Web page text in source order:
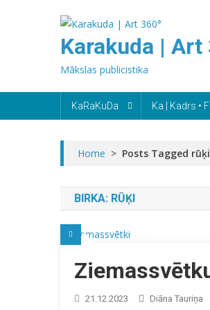
Karakuda | Art
Mākslas publicistika
KaRaKuDa Ka | Kadrs •
Home > Posts Tagged rūķi
BIRKA: RŪĶI
21.12.2023 Diāna Tauriņa